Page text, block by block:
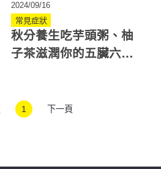
2024/09/16
常見症狀
秋分養生吃芋頭粥、柚
子茶滋潤你的五臟六
1 下一頁